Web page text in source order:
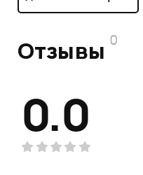
Отзывы 0
0.0